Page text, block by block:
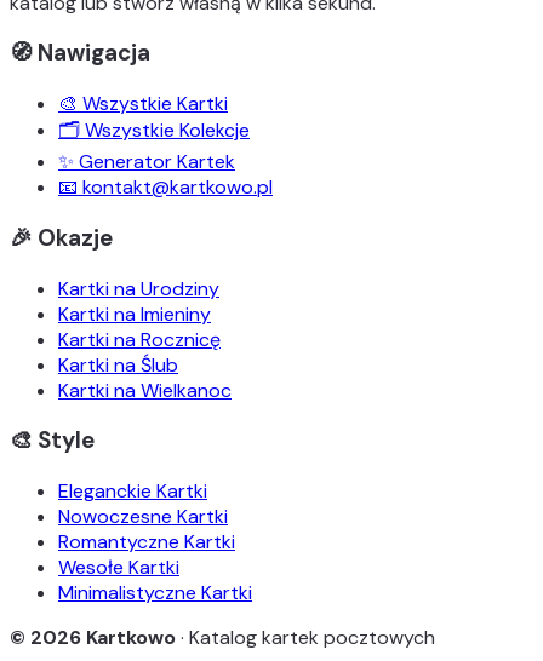
🧭 Nawigacja
🎨 Wszystkie Kartki
🗂️ Wszystkie Kolekcje
✨ Generator Kartek
📧 kontakt@kartkowo.pl
🎉 Okazje
Kartki na Urodziny
Kartki na Imieniny
Kartki na Rocznicę
Kartki na Ślub
Kartki na Wielkanoc
🎨 Style
Eleganckie Kartki
Nowoczesne Kartki
Romantyczne Kartki
Wesołe Kartki
Minimalistyczne Kartki
© 2026 Kartkowo· Katalog kartek pocztowych